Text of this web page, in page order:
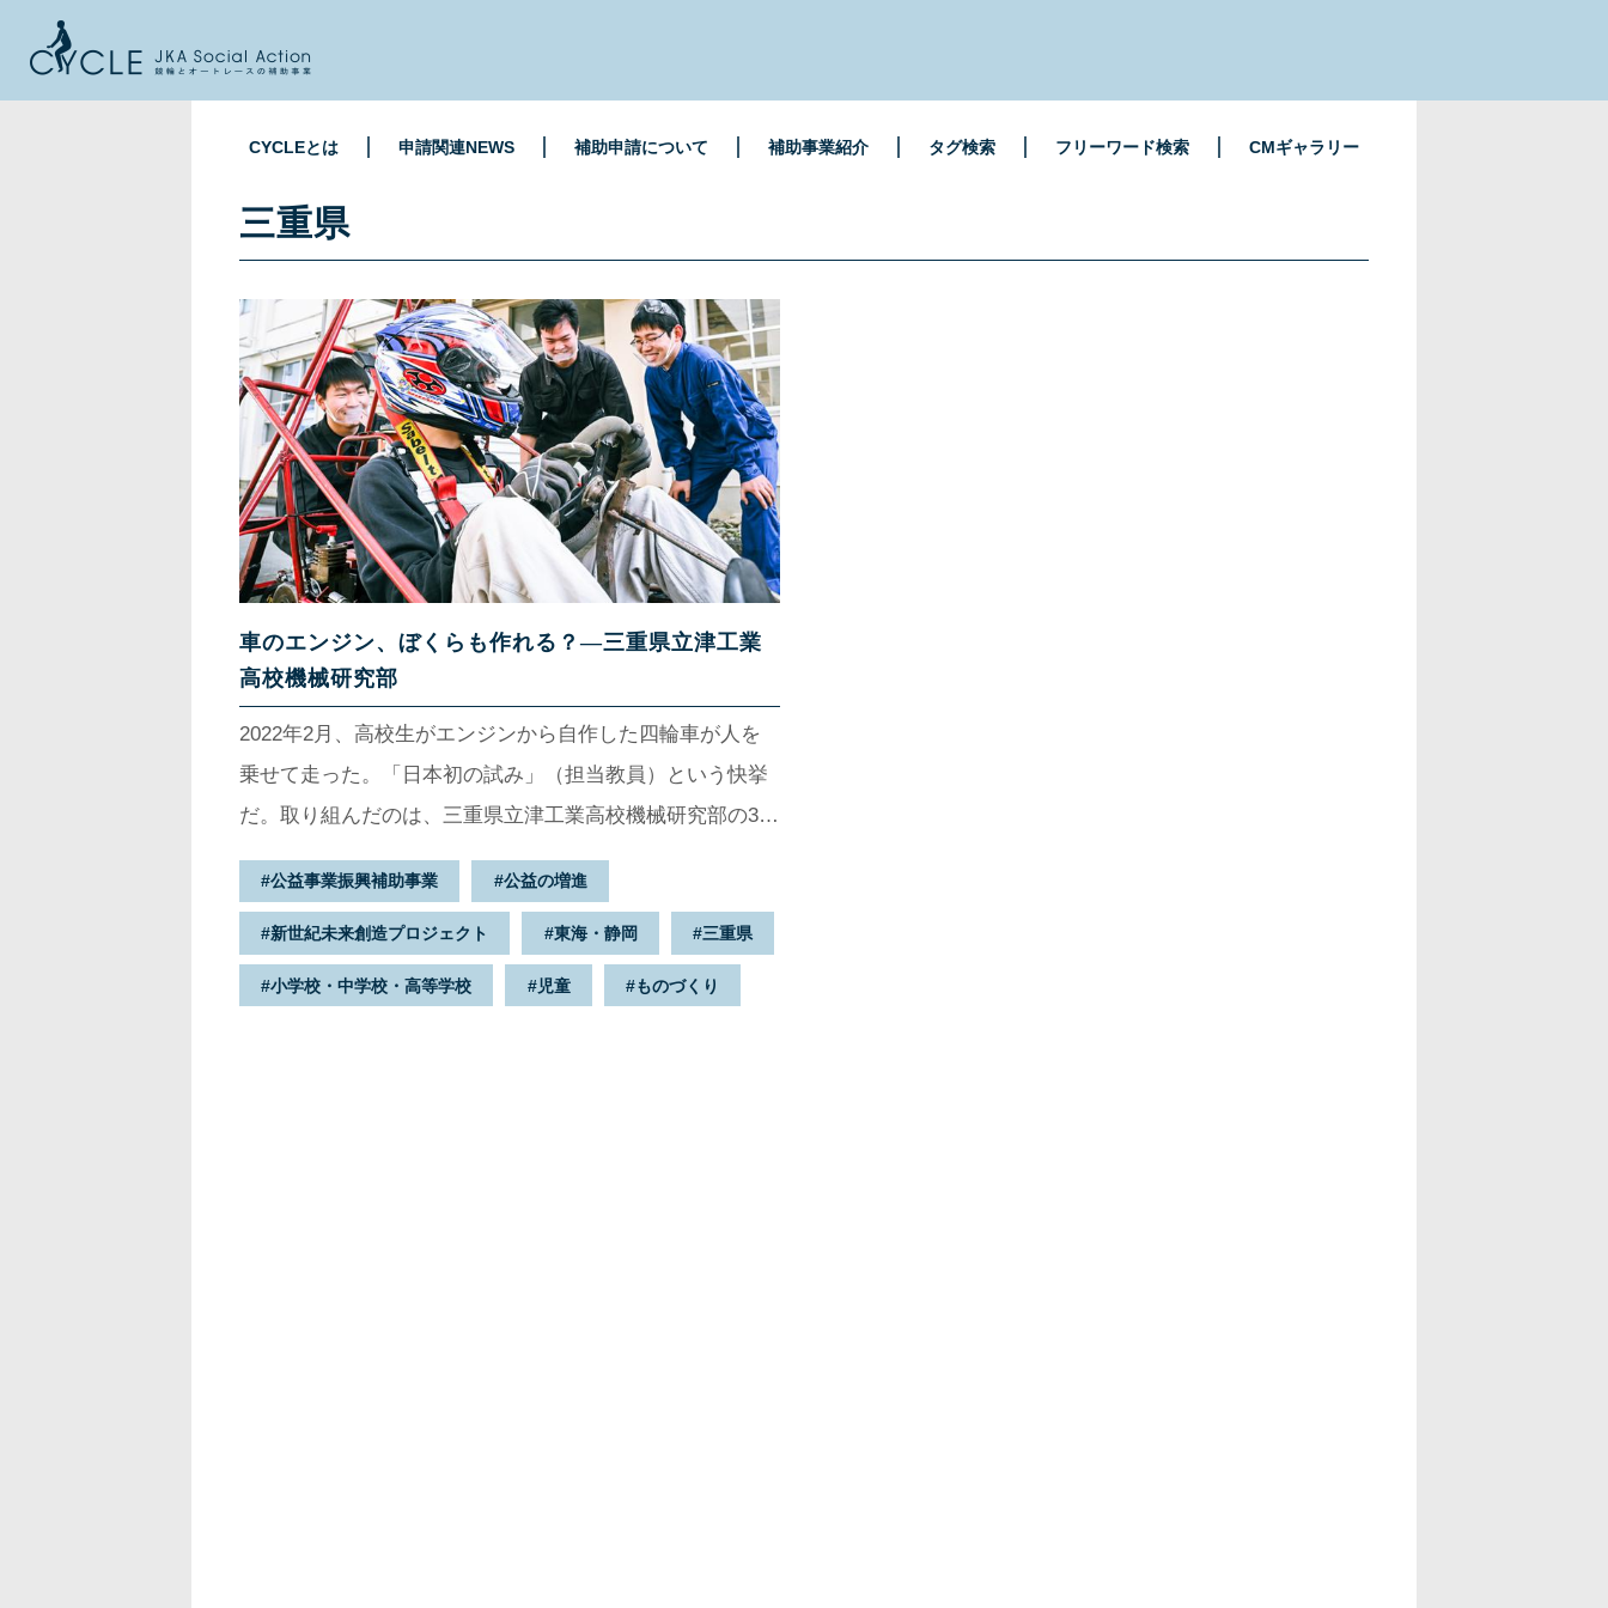
CYCLEとは 申請関連NEWS 補助申請について 補助事業紹介 タグ検索 フリーワード検索 CMギャラリー
三重県
車のエンジン、ぼくらも作れる？—三重県立津工業
高校機械研究部
2022年2月、高校生がエンジンから自作した四輪車が人を
乗せて走った。「日本初の試み」（担当教員）という快挙
だ。取り組んだのは、三重県立津工業高校機械研究部の3年
生4人。「ゼロハン」と呼ばれる排気量50ccのエンジンを
載せた自作バギーカー「ゼロハンカー」競技に打ち込んで
きた4人だが、大会では市販のエンジンを使うのが通例だ。
なぜ、彼らは難しいエンジン製作に取り組むことにしたの
公益事業振興補助事業 公益の増進
新世紀未来創造プロジェクト 東海・静岡 三重県
小学校・中学校・高等学校 児童 ものづくり